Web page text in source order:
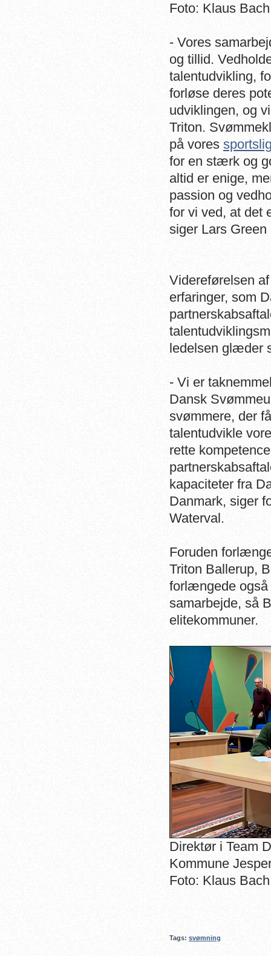
Foto: Klaus
- Vores
og tillid.
talentudvikling,
forløse deres
udviklingen, og
Triton.
på vores
for en stærk og
altid er enige,
passion og
for vi ved, at det
siger Lars Green
Videreførelsen
erfaringer, som
ledelsen glæder
- Vi er
Dansk
svømmere, der
talentudvikle
rette
kapaciteter fra
Danmark, siger
Waterval.
Foruden
Triton Ballerup,
forlængede også
samarbejde, så
elitekommuner.
Direktør i Team
Kommune
Foto: Klaus
Tags: svømning